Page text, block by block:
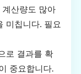
산량도 많아
미칩니다. 필요
로 결과를 확
중요합니다.